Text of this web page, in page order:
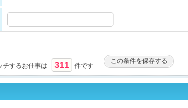
チするお仕事は 311 件です
この条件を保存する